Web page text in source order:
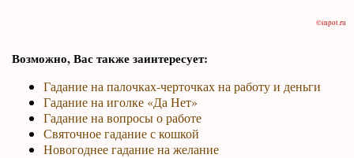
©inpot.ru
Возможно, Вас также заинтересует:
Гадание на палочках-черточках на работу и деньги
Гадание на иголке «Да Нет»
Гадание на вопросы о работе
Святочное гадание с кошкой
Новогоднее гадание на желание